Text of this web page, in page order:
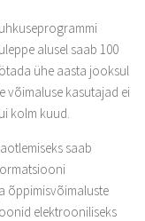
alusel saab 100
ühe aasta jooksul
võimaluse kasutajad ei
kolm kuud.
saab
õppimisvõimaluste
elektrooniliseks